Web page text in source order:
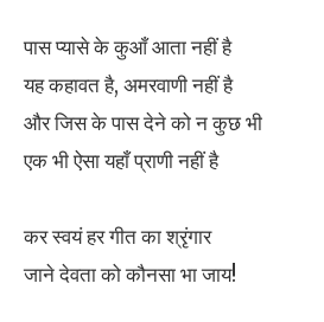
पास प्यासे के कुआँ आता नहीं है
यह कहावत है, अमरवाणी नहीं है
और जिस के पास देने को न कुछ भी
एक भी ऐसा यहाँ प्राणी नहीं है
कर स्वयं हर गीत का श्रृंगार
जाने देवता को कौनसा भा जाय!